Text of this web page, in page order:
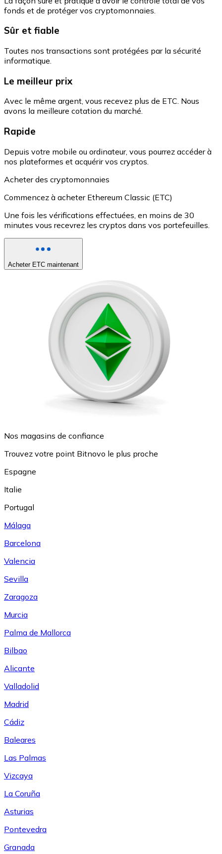
fonds et de protéger vos cryptomonnaies.
Sûr et fiable
Toutes nos transactions sont protégées par la sécurité
informatique.
Le meilleur prix
Avec le même argent, vous recevez plus de ETC. Nous
avons la meilleure cotation du marché.
Rapide
Depuis votre mobile ou ordinateur, vous pourrez accéder à
nos plateformes et acquérir vos cryptos.
Acheter des cryptomonnaies
Commencez à acheter Ethereum Classic (ETC)
Une fois les vérifications effectuées, en moins de 30
minutes vous recevrez les cryptos dans vos portefeuilles.
Acheter ETC maintenant
Nos magasins de confiance
Trouvez votre point Bitnovo le plus proche
Espagne
Italie
Portugal
Málaga
Barcelona
Valencia
Sevilla
Zaragoza
Murcia
Palma de Mallorca
Bilbao
Alicante
Valladolid
Madrid
Cádiz
Baleares
Las Palmas
Vizcaya
La Coruña
Asturias
Pontevedra
Granada